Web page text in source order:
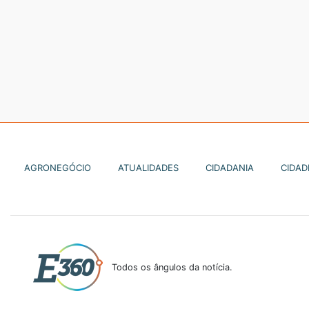
AGRONEGÓCIO ATUALIDADES CIDADANIA
Todos os ângulos da notícia.